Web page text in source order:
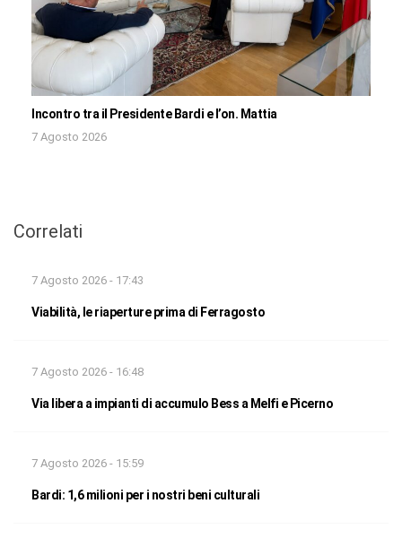
Incontro tra il Presidente Bardi e l’on. Mattia
7 Agosto 2026
Correlati
7 Agosto 2026 - 17:43
Viabilità, le riaperture prima di Ferragosto
7 Agosto 2026 - 16:48
Via libera a impianti di accumulo Bess a Melfi e Picerno
7 Agosto 2026 - 15:59
Bardi: 1,6 milioni per i nostri beni culturali